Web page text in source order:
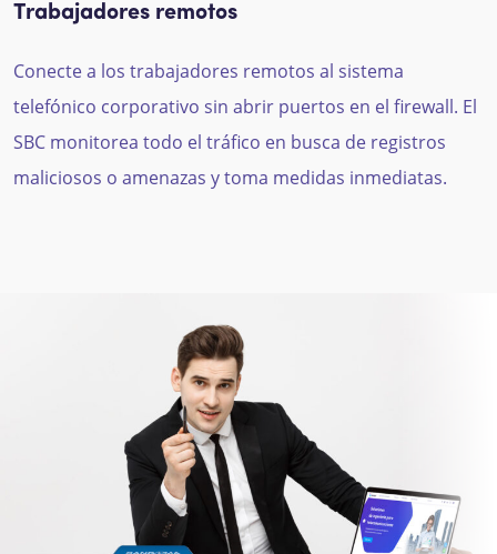
Trabajadores remotos
Conecte a los trabajadores remotos al sistema
telefónico corporativo sin abrir puertos en el firewall. El
SBC monitorea todo el tráfico en busca de registros
maliciosos o amenazas y toma medidas inmediatas.